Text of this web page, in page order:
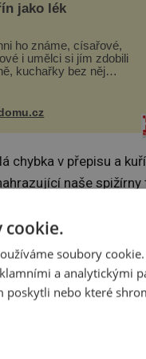
jako lék
ho známe, císařové,
i umělci si jím zdobili
kuchařky bez něj
některé naše neduhy.
v malém množství
chybka v přepisu a kuří
naše spižírny
cookie.
soubory
a analytickými
nebo které